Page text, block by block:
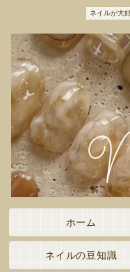
ネイルが大
ホーム
ネイルの豆知識